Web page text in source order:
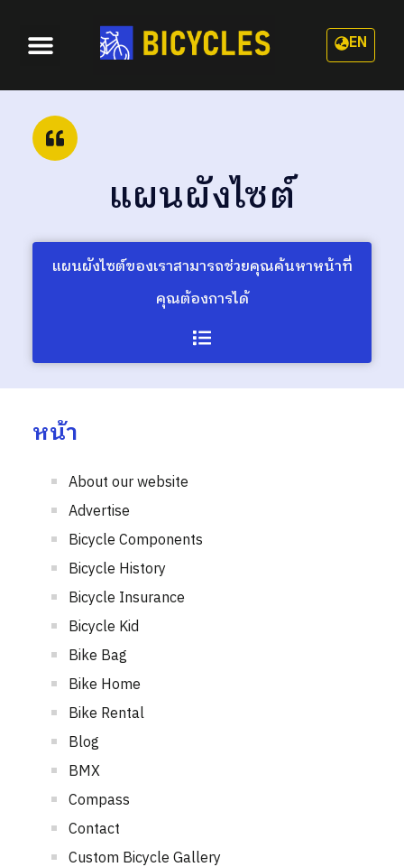
EN
แผนผังไซต์
แผนผังไซต์ของเราสามารถช่วยคุณค้นหาหน้าที่
คุณต้องการได้
หน้า
About our website
Advertise
Bicycle Components
Bicycle History
Bicycle Insurance
Bicycle Kid
Bike Bag
Bike Home
Bike Rental
Blog
BMX
Compass
Contact
Custom Bicycle Gallery